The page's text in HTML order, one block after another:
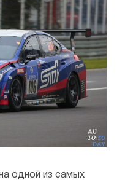
одной из самых